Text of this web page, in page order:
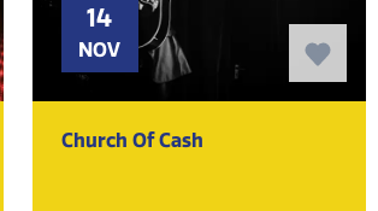
14
NOV
Church Of Cash